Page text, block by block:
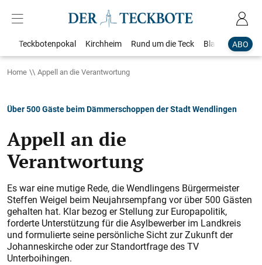
ABO
Teckbotenpokal Kirchheim Rund um die Teck Blaulicht
Home Appell an die Verantwortung
Über 500 Gäste beim Dämmerschoppen der Stadt Wendlingen
Appell an die
Verantwortung
Es war eine mutige Rede, die Wendlingens Bürgermeister
Steffen Weigel beim Neujahrsempfang vor über 500 Gästen
gehalten hat. Klar bezog er Stellung zur Europapolitik,
forderte Unterstützung für die Asylbewerber im Landkreis
und formulierte seine persönliche Sicht zur Zukunft der
Johanneskirche oder zur Standortfrage des TV
Unterboihingen.